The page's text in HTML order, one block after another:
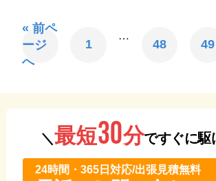
« 前ペ
ージ
へ
1
…
48 49
＼最短30分ですぐに駆
24時間・365⽇対応/出張見積無料